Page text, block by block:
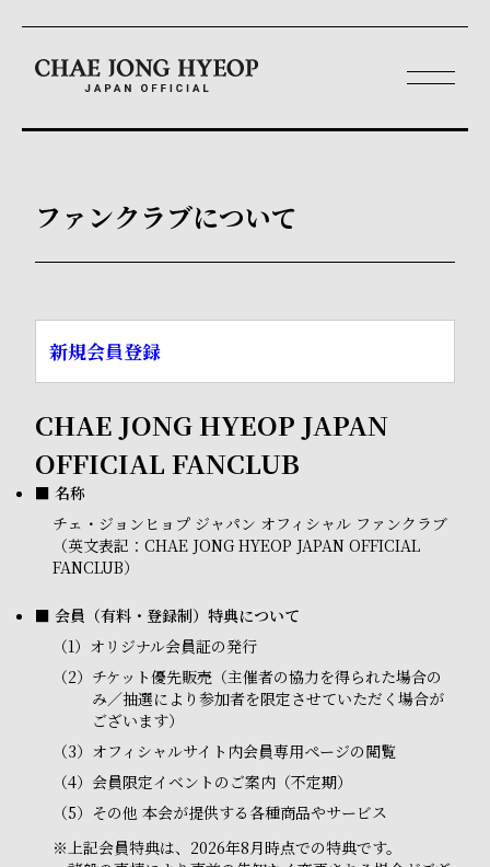
ファンクラブについて
新規会員登録
CHAE JONG HYEOP JAPAN
OFFICIAL FANCLUB
■ 名称
チェ・ジョンヒョプ ジャパン オフィシャル ファンクラブ
（英文表記：CHAE JONG HYEOP JAPAN OFFICIAL
FANCLUB）
■ 会員（有料・登録制）特典について
（1） オリジナル会員証の発行
（2） チケット優先販売（主催者の協力を得られた場合の
み／抽選により参加者を限定させていただく場合が
ございます）
（3） オフィシャルサイト内会員専用ページの閲覧
（4） 会員限定イベントのご案内（不定期）
（5） その他 本会が提供する各種商品やサービス
※上記会員特典は、2026年8月時点での特典です。